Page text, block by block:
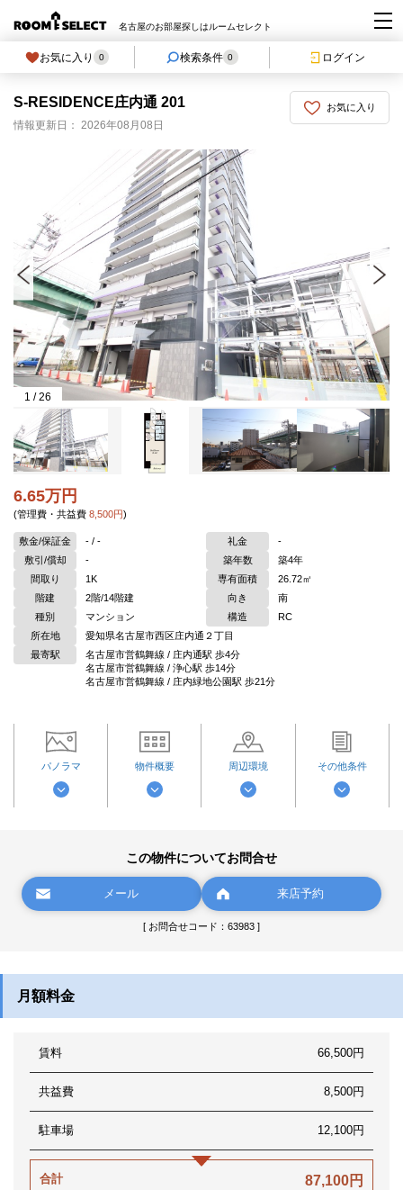
名古屋のお部屋探しはルームセレクト
お気に入り 0 検索条件 0 ログイン
お気に入り
S-RESIDENCE庄内通 201
情報更新日： 2026年08月08日
1 /26
6.65万円
(管理費・共益費 8,500円)
敷金/保証金 - / - 礼金
-
敷引/償却
- 築年数
築4年
間取り
1K 専有面積
26.72㎡
階建
2階/14階建 向き
南
種別
マンション 構造
RC
所在地
愛知県名古屋市西区庄内通２丁目
最寄駅
名古屋市営鶴舞線 / 庄内通駅 歩4分
名古屋市営鶴舞線 / 浄心駅 歩14分
名古屋市営鶴舞線 / 庄内緑地公園駅 歩21分
パノラマ 物件概要 周辺環境 その他条件
この物件についてお問合せ
メール 来店予約
[ お問合せコード：63983 ]
月額料金
賃料 66,500円
共益費 8,500円
駐車場 12,100円
合計 87,100円